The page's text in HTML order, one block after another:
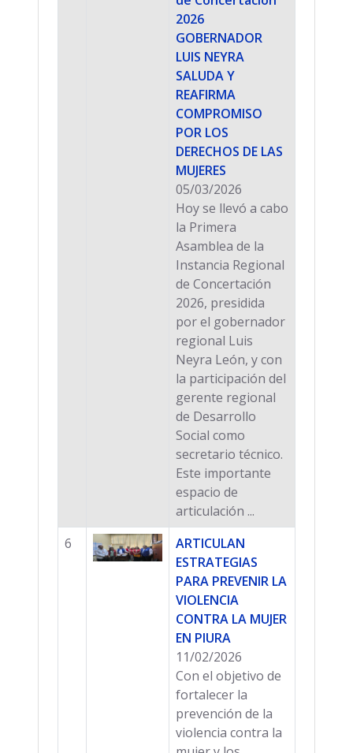
2026
GOBERNADOR
LUIS NEYRA
SALUDA Y
REAFIRMA
COMPROMISO
POR LOS
DERECHOS DE LAS
MUJERES
05/03/2026
Hoy se llevó a cabo
la Primera
Asamblea de la
Instancia Regional
de Concertación
2026, presidida
por el gobernador
regional Luis
Neyra León, y con
la participación del
gerente regional
de Desarrollo
Social como
secretario técnico.
Este importante
espacio de
articulación ...
6
ARTICULAN
ESTRATEGIAS
PARA PREVENIR LA
VIOLENCIA
CONTRA LA MUJER
EN PIURA
11/02/2026
Con el objetivo de
fortalecer la
prevención de la
violencia contra la